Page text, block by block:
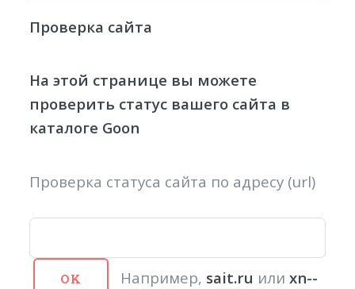
Проверка сайта
На этой странице вы можете
проверить статус вашего сайта в
каталоге Goon
Проверка статуса сайта по адресу (url)
Например, sait.ru или xn--